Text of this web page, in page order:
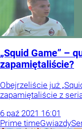
„Squid Game” –
zapamiętaliście?
Obejrzeliście już
zapamiętaliście z
6 paź 2021 16:01
Prime timeGwiazdy